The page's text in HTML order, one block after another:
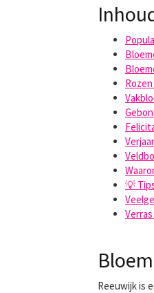
💡
Reeuwijk is